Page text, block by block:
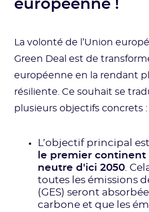
européenne !
La volonté de l’Union
Green Deal est de
européenne en la rendant
résiliente. Ce souhait se
plusieurs objectifs concrets :
L’objectif principal
le premier
neutre d'ici 2050 .
toutes les émissions
(GES) seront
carbone et que les